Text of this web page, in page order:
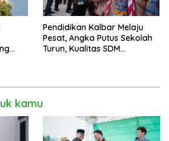
Pendidikan Kalbar Melaju
Pesat, Angka Putus Sekolah
Turun, Kualitas SDM
kamu